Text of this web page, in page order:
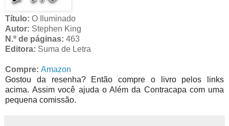
Título: O Iluminado
Autor: Stephen King
N.º de páginas: 463
Editora: Suma de Letra
Compre: Amazon
Gostou da resenha? Então compre o livro pelos links
acima. Assim você ajuda o Além da Contracapa com uma
pequena comissão.